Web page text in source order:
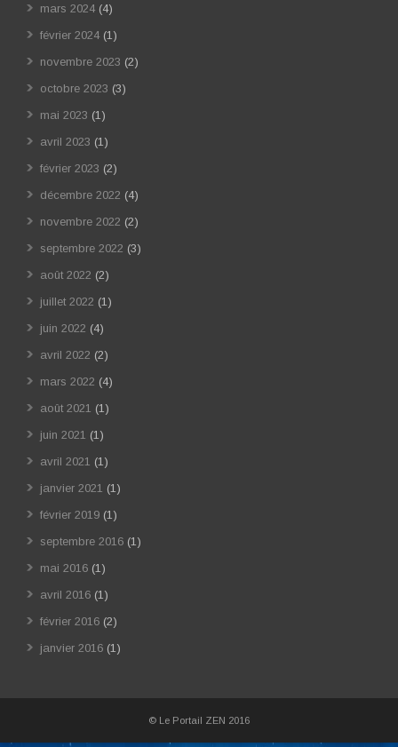
mars 2024 (4)
février 2024 (1)
novembre 2023 (2)
octobre 2023 (3)
mai 2023 (1)
avril 2023 (1)
février 2023 (2)
décembre 2022 (4)
novembre 2022 (2)
septembre 2022 (3)
août 2022 (2)
juillet 2022 (1)
juin 2022 (4)
avril 2022 (2)
mars 2022 (4)
août 2021 (1)
juin 2021 (1)
avril 2021 (1)
janvier 2021 (1)
février 2019 (1)
septembre 2016 (1)
mai 2016 (1)
avril 2016 (1)
février 2016 (2)
janvier 2016 (1)
© Le Portail ZEN 2016